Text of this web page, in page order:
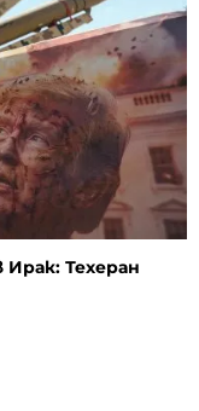
Техеран